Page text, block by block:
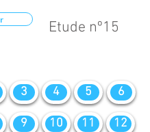
Etude nº15
3 4 5 6
9 10 11 12